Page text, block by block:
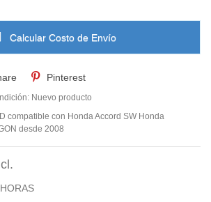
Calcular Costo de Envío
Pinterest
Nuevo producto
compatible con Honda Accord SW Honda
desde 2008